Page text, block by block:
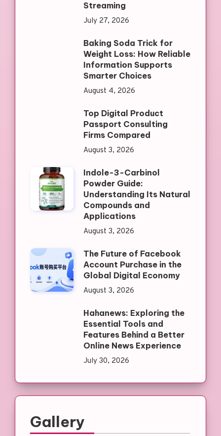
Streaming
July 27, 2026
Baking Soda Trick for
Weight Loss: How Reliable
Information Supports
Smarter Choices
August 4, 2026
Top Digital Product
Passport Consulting
Firms Compared
August 3, 2026
Indole-3-Carbinol
Powder Guide:
Understanding Its Natural
Compounds and
Applications
August 3, 2026
The Future of Facebook
Account Purchase in the
Global Digital Economy
August 3, 2026
Hahanews: Exploring the
Essential Tools and
Features Behind a Better
Online News Experience
July 30, 2026
Gallery